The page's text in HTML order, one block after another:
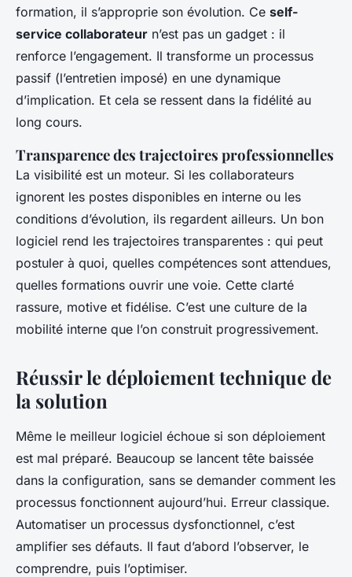
formation, il s’approprie son évolution. Ce self-
service collaborateur n’est pas un gadget : il
renforce l’engagement. Il transforme un processus
passif (l’entretien imposé) en une dynamique
d’implication. Et cela se ressent dans la fidélité au
long cours.
Transparence des trajectoires professionnelles
La visibilité est un moteur. Si les collaborateurs
ignorent les postes disponibles en interne ou les
conditions d’évolution, ils regardent ailleurs. Un bon
logiciel rend les trajectoires transparentes : qui peut
postuler à quoi, quelles compétences sont attendues,
quelles formations ouvrir une voie. Cette clarté
rassure, motive et fidélise. C’est une culture de la
mobilité interne que l’on construit progressivement.
Réussir le déploiement technique de
la solution
Même le meilleur logiciel échoue si son déploiement
est mal préparé. Beaucoup se lancent tête baissée
dans la configuration, sans se demander comment les
processus fonctionnent aujourd’hui. Erreur classique.
Automatiser un processus dysfonctionnel, c’est
amplifier ses défauts. Il faut d’abord l’observer, le
comprendre, puis l’optimiser.